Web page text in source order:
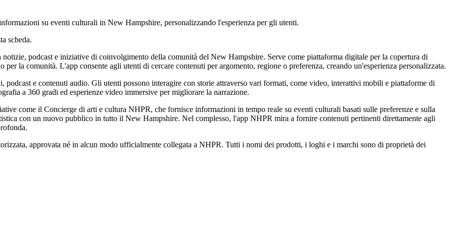
su eventi culturali in New Hampshire, personalizzando l'esperienza per gli utenti.
scheda.
podcast e iniziative di coinvolgimento della comunità del New Hampshire. Serve come piattaforma digitale per la copertura di
la comunità. L'app consente agli utenti di cercare contenuti per argomento, regione o preferenza, creando un'esperienza personalizzata.
podcast e contenuti audio. Gli utenti possono interagire con storie attraverso vari formati, come video, interattivi mobili e piattaforme di
a 360 gradi ed esperienze video immersive per migliorare la narrazione.
come il Concierge di arti e cultura NHPR, che fornisce informazioni in tempo reale su eventi culturali basati sulle preferenze e sulla
con un nuovo pubblico in tutto il New Hampshire. Nel complesso, l'app NHPR mira a fornire contenuti pertinenti direttamente agli
approvata né in alcun modo ufficialmente collegata a NHPR. Tutti i nomi dei prodotti, i loghi e i marchi sono di proprietà dei